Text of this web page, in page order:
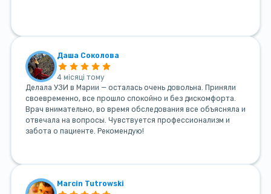
Даша Соколова
4 місяці тому
Делала УЗИ в Марии — осталась очень довольна. Приняли
своевременно, все прошло спокойно и без дискомфорта.
Врач внимательно, во время обследования все объясняла и
отвечала на вопросы. Чувствуется профессионализм и
забота о пациенте. Рекомендую!
Marcin Tutrowski